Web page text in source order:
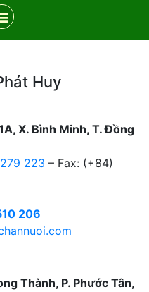
Huy
X. Bình Minh, T. Đồng
223 – Fax: (+84)
206
Thành, P. Phước Tân,